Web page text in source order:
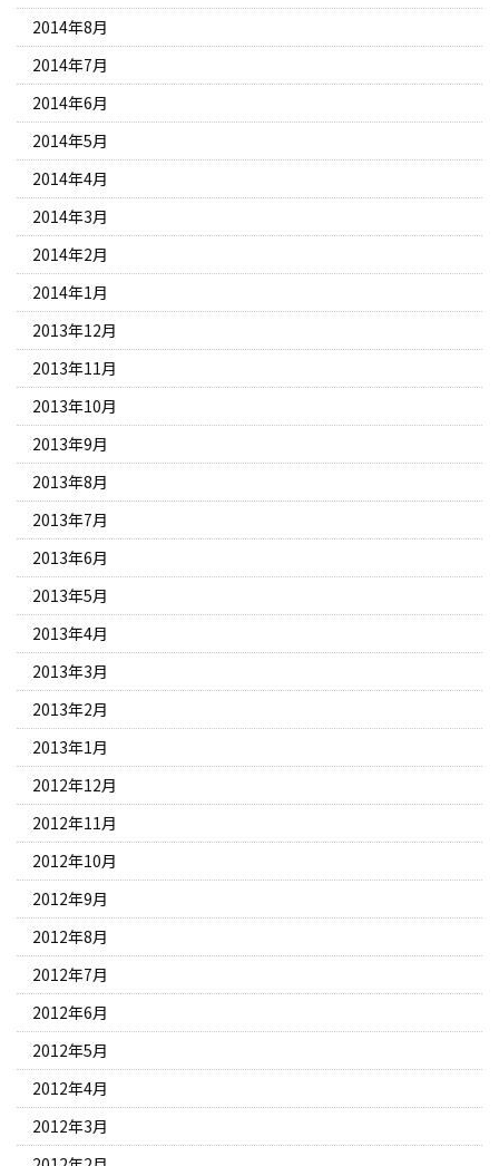
2014年8月
2014年7月
2014年6月
2014年5月
2014年4月
2014年3月
2014年2月
2014年1月
2013年12月
2013年11月
2013年10月
2013年9月
2013年8月
2013年7月
2013年6月
2013年5月
2013年4月
2013年3月
2013年2月
2013年1月
2012年12月
2012年11月
2012年10月
2012年9月
2012年8月
2012年7月
2012年6月
2012年5月
2012年4月
2012年3月